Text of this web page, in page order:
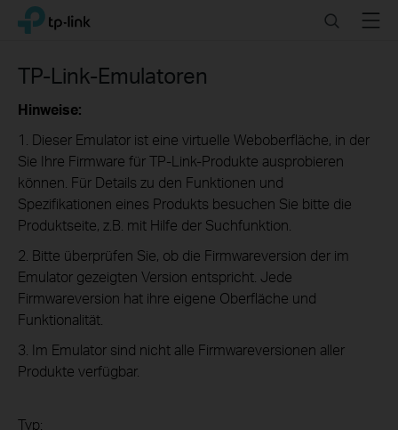
Click
the
navigation
TP-Link, Reliably Smart SearchMenu
TP-Link-Emulatoren
Hinweise:
1. Dieser Emulator ist eine virtuelle Weboberfläche, in der
Sie Ihre Firmware für TP-Link-Produkte ausprobieren
können. Für Details zu den Funktionen und
Spezifikationen eines Produkts besuchen Sie bitte die
Produktseite, z.B. mit Hilfe der Suchfunktion.
2. Bitte überprüfen Sie, ob die Firmwareversion der im
Emulator gezeigten Version entspricht. Jede
Firmwareversion hat ihre eigene Oberfläche und
Funktionalität.
3. Im Emulator sind nicht alle Firmwareversionen aller
Produkte verfügbar.
Typ: